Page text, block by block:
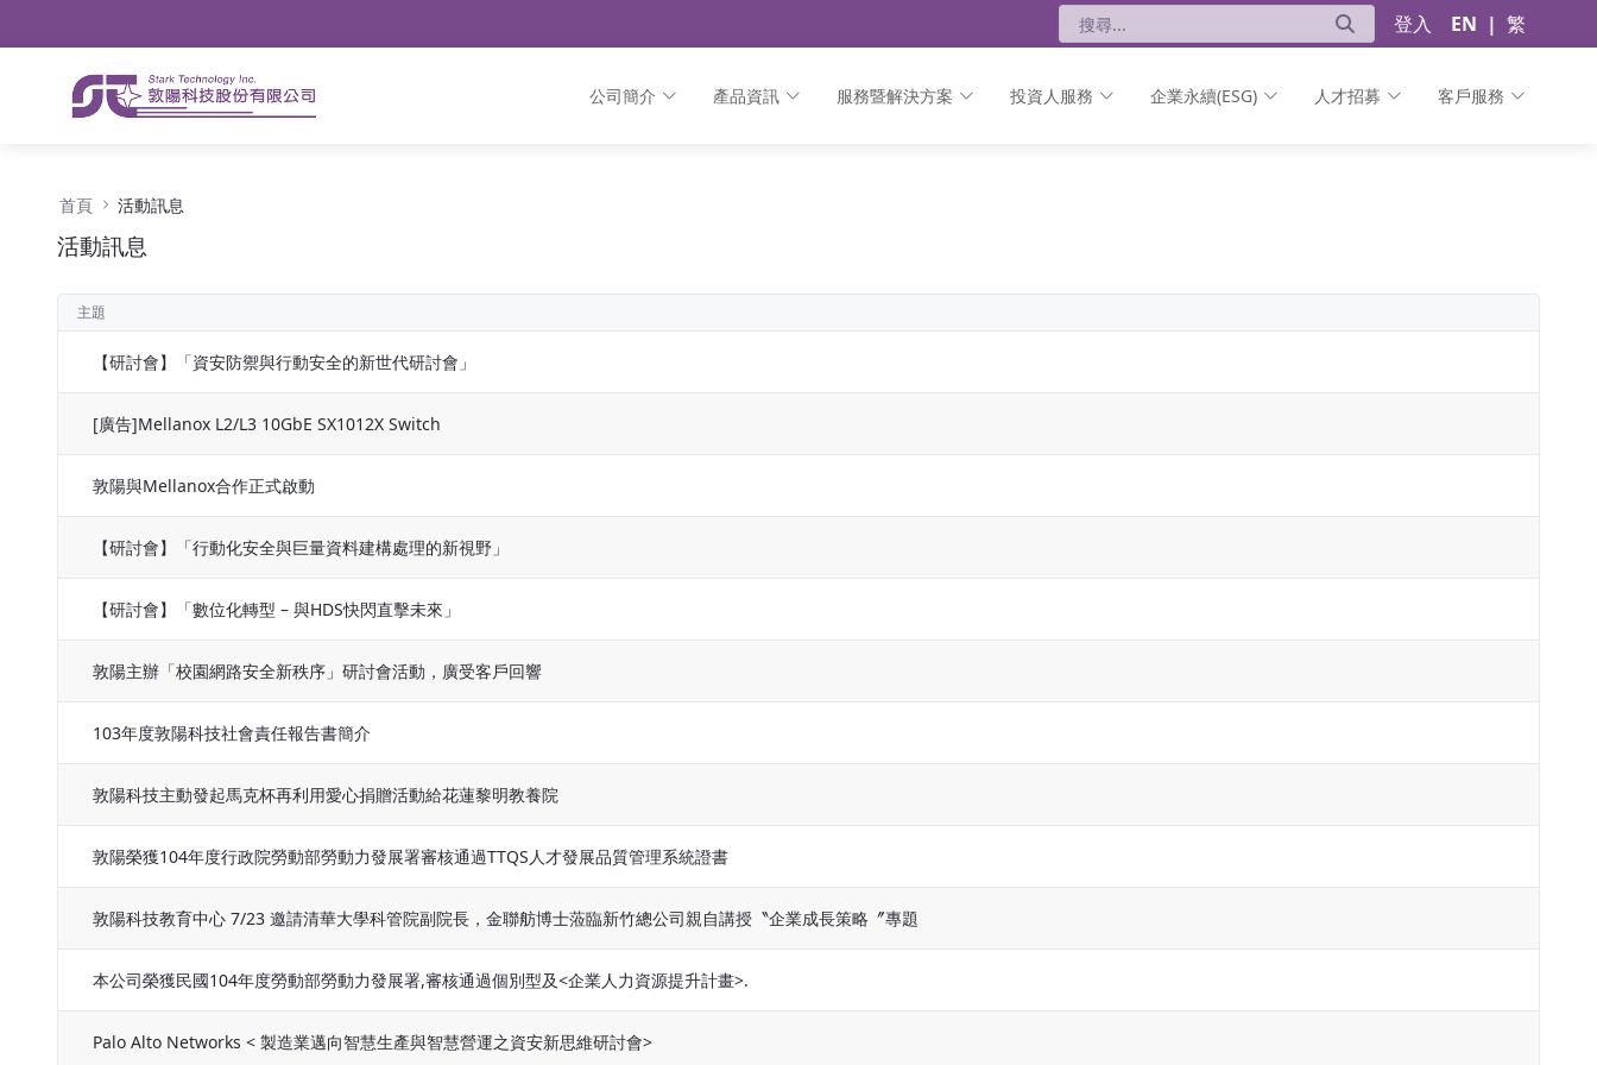
登入 EN | 繁
公司簡介 產品資訊 服務暨解決方案 投資人服務 企業永續(ESG) 人才招募 客戶服務
首頁 活動訊息
活動訊息
主題
【研討會】「資安防禦與行動安全的新世代研討會」
[廣告]Mellanox L2/L3 10GbE SX1012X Switch
敦陽與Mellanox合作正式啟動
【研討會】「行動化安全與巨量資料建構處理的新視野」
【研討會】「數位化轉型 – 與HDS快閃直擊未來」
敦陽主辦「校園網路安全新秩序」研討會活動，廣受客戶回響
103年度敦陽科技社會責任報告書簡介
敦陽科技主動發起馬克杯再利用愛心捐贈活動給花蓮黎明教養院
敦陽榮獲104年度行政院勞動部勞動力發展署審核通過TTQS人才發展品質管理系統證書
敦陽科技教育中心 7/23 邀請清華大學科管院副院長，金聯舫博士蒞臨新竹總公司親自講授〝企業成長策略〞專題
本公司榮獲民國104年度勞動部勞動力發展署,審核通過個別型及<企業人力資源提升計畫>.
Palo Alto Networks < 製造業邁向智慧生產與智慧營運之資安新思維研討會>